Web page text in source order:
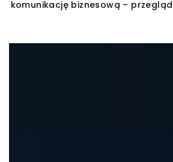
komunikację biznesową –